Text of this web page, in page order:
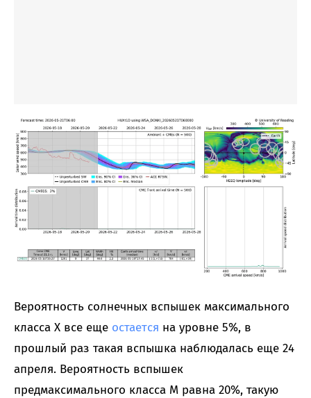
Вероятность солнечных вспышек максимального
класса X все еще остается на уровне 5%, в
прошлый раз такая вспышка наблюдалась еще 24
апреля. Вероятность вспышек
предмаксимального класса M равна 20%, такую